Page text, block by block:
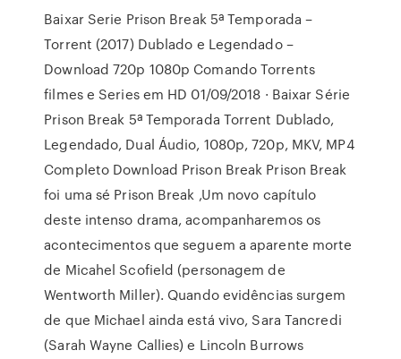
Baixar Serie Prison Break 5ª Temporada –
Torrent (2017) Dublado e Legendado –
Download 720p 1080p Comando Torrents
filmes e Series em HD 01/09/2018 · Baixar Série
Prison Break 5ª Temporada Torrent Dublado,
Legendado, Dual Áudio, 1080p, 720p, MKV, MP4
Completo Download Prison Break Prison Break
foi uma sé Prison Break ,Um novo capítulo
deste intenso drama, acompanharemos os
acontecimentos que seguem a aparente morte
de Micahel Scofield (personagem de
Wentworth Miller). Quando evidências surgem
de que Michael ainda está vivo, Sara Tancredi
(Sarah Wayne Callies) e Lincoln Burrows